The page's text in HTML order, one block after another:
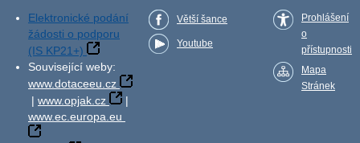
Elektronické podání
žádosti o podporu
(IS KP21+)
Související weby:
www.dotaceeu.cz
| www.opjak.cz
|
www.ec.europa.eu
Větší šance
Youtube
Prohlášení
o
přístupnosti
Mapa
Stránek